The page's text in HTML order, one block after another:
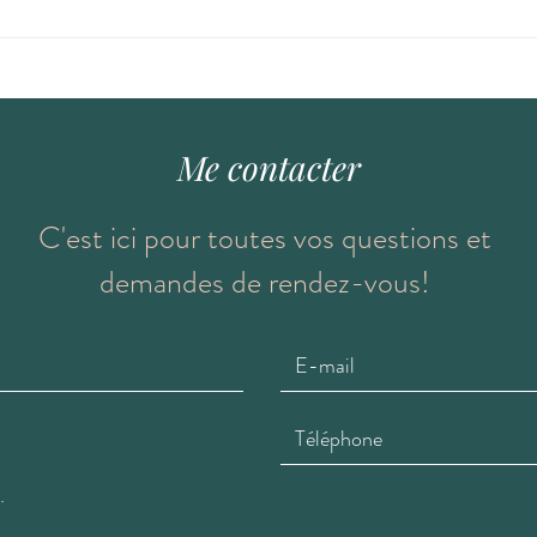
Me contacter
C'est ici pour toutes vos questions et
demandes de rendez-vous!